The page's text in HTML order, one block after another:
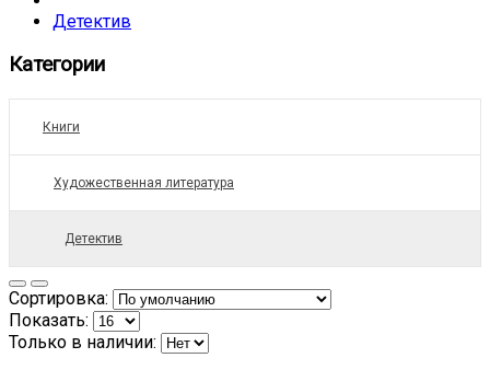
Детектив
Категории
Книги
Художественная литература
Детектив
Сортировка:
Показать:
Только в наличии: